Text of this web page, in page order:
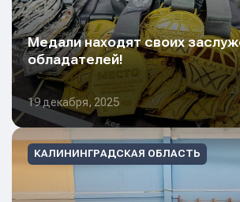
Медали находят своих
обладателей!
19 декабря, 2025
КАЛИНИНГРАДСКАЯ ОБЛАСТЬ
Отправить
Отправить
Сообщение
Отправить